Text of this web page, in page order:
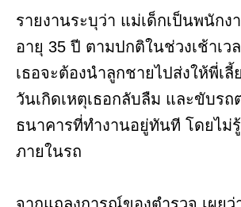
รายงานระบุว่า แม่เด็กเป็นพนักง
อายุ 35 ปี ตามปกติในช่วงเช้าเว
เธอจะต้องนำลูกชายไปส่งให้พี่เ
วันเกิดเหตุเธอกลับลืม และขับรถ
ธนาคารที่ทำงานอยู่ทันที โดยไม่
ภายในรถ